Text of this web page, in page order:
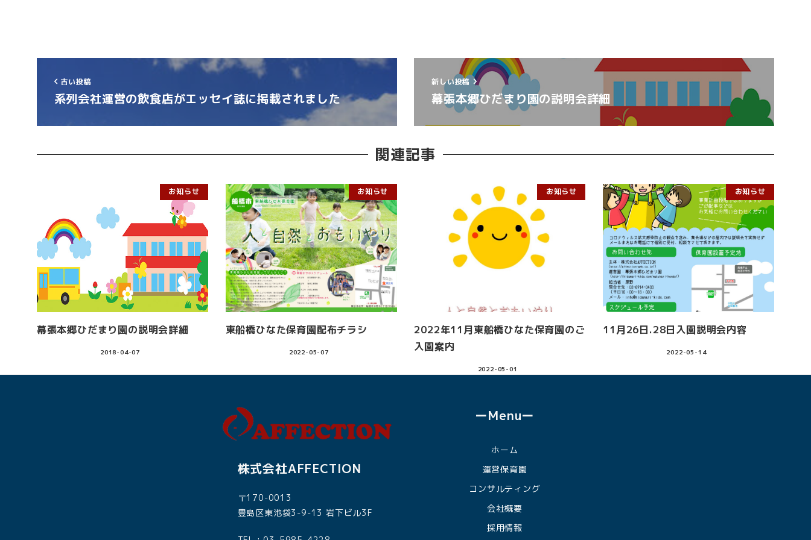
古い投稿
系列会社運営の飲食店がエッセイ誌に掲載されました
新しい投稿
幕張本郷ひだまり園の説明会詳細
関連記事
お知らせ
幕張本郷ひだまり園の説明会詳細
2018-04-07
お知らせ
東船橋ひなた保育園配布チラシ
2022-05-07
お知らせ
2022年11月東船橋ひなた保育園のご
入園案内
2022-05-01
お知らせ
11月26日.28日入園説明会内容
2022-05-14
株式会社AFFECTION
〒170-0013
豊島区東池袋3-9-13 岩下ビル3F
ーMenuー
ホーム
運営保育園
コンサルティング
会社概要
採用情報